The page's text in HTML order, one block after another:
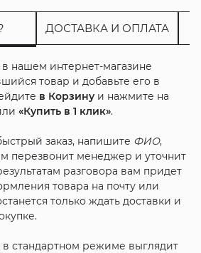
ДОСТАВКА И ОПЛАТА
нашем интернет-магазине
товар и добавьте его в
в Корзинуи нажмите на
«Купить в 1 клик».
заказ, напишите ФИО,
перезвонит менеджер и уточнит
разговора вам придет
товара на почту или
только ждать доставки и
стандартном режиме выглядит